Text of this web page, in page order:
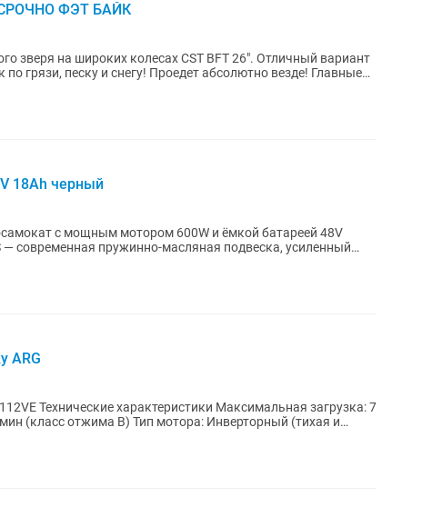
СРОЧНО ФЭТ БАЙК
широких колесах CST BFT 26". Отличный вариант
по грязи, песку и снегу! Проедет абсолютно везде! Главные
18Ah черный
с мощным мотором 600W и ёмкой батареей 48V
— современная пружинно-масляная подвеска, усиленный
ARG
загрузка: 7
(класс отжима B) Тип мотора: Инверторный (тихая и